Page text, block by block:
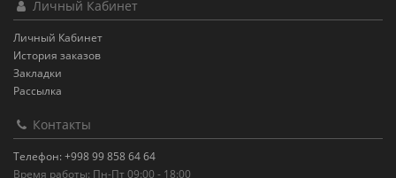
Личный Кабинет
Личный Кабинет
История заказов
Закладки
Рассылка
Контакты
Телефон: +998 99 858 64 64
Время работы: Пн-Пт 09:00 - 18:00